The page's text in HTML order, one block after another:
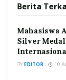
Berita
Mahasiswa
Silver
BY EDITOR 10